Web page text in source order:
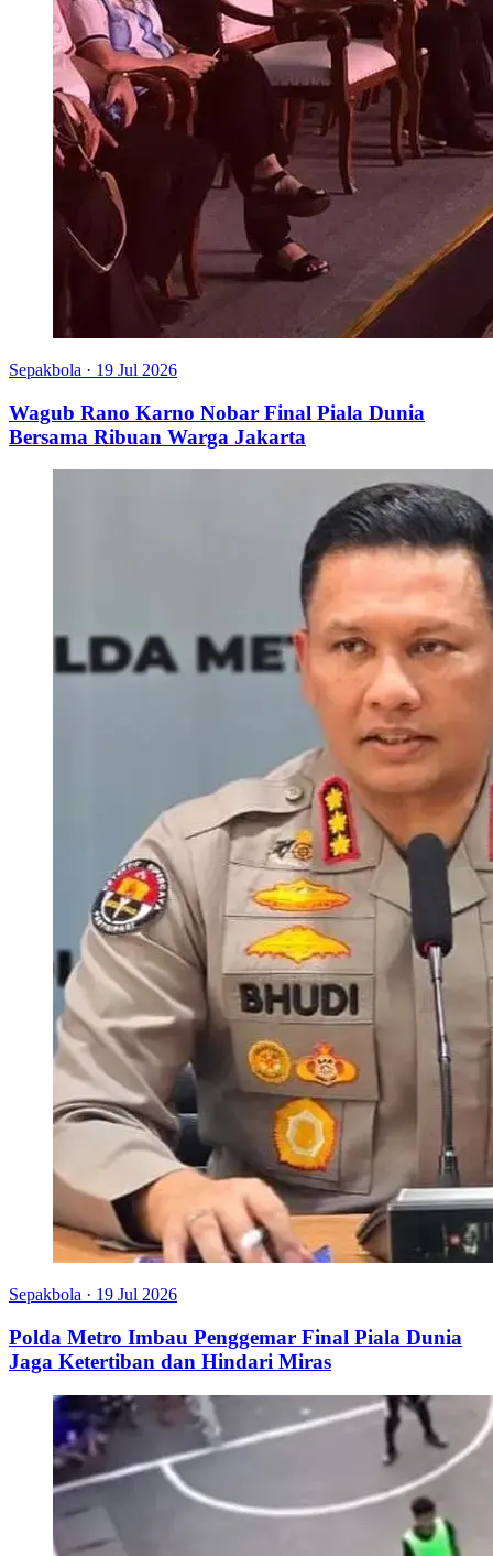
Sepakbola · 19 Jul 2026
Wagub Rano Karno Nobar Final Piala Dunia
Bersama Ribuan Warga Jakarta
Sepakbola · 19 Jul 2026
Polda Metro Imbau Penggemar Final Piala Dunia
Jaga Ketertiban dan Hindari Miras